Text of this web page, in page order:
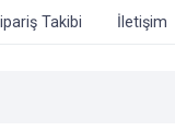
Takibi İletişim